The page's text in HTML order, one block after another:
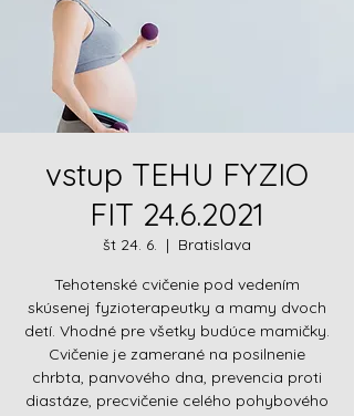
vstup TEHU FYZIO
FIT 24.6.2021
št 24. 6.
  |
Bratislava
Tehotenské cvičenie pod vedením
skúsenej fyzioterapeutky a mamy dvoch
detí. Vhodné pre všetky budúce mamičky.
Cvičenie je zamerané na posilnenie
chrbta, panvového dna, prevencia proti
diastáze, precvičenie celého pohybového